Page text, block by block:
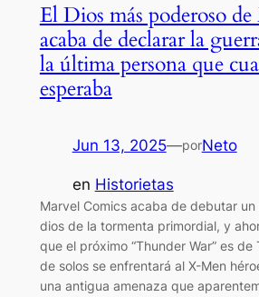
El Dios más poderoso
acaba de declarar la
la última persona que
esperaba
Jun 13, 2025—porNeto
en Historietas
Marvel Comics acaba de debutar
dios de la tormenta primordial, y
que el próximo “Thunder War” es de
de solos se enfrentará al X-Men
una antigua amenaza que